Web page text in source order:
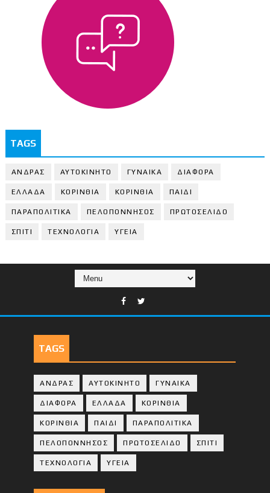
TAGS
ΑΝΔΡΑΣ ΑΥΤΟΚΙΝΗΤΟ ΓΥΝΑΙΚΑ ΔΙΑΦΟΡΑ
ΕΛΛΑΔΑ ΚΟΡΙΝΘΙΑ ΚΟΡΙΝΘΙA ΠΑΙΔΙ
ΠΑΡΑΠΟΛΙΤΙΚΑ ΠΕΛΟΠΟΝΝΗΣΟΣ ΠΡΩΤΟΣΕΛΙΔΟ
ΣΠΙΤΙ ΤΕΧΝΟΛΟΓΙΑ ΥΓΕΙΑ
TAGS
ΑΝΔΡΑΣ ΑΥΤΟΚΙΝΗΤΟ ΓΥΝΑΙΚΑ
ΔΙΑΦΟΡΑ ΕΛΛΑΔΑ ΚΟΡΙΝΘΙΑ
ΚΟΡΙΝΘΙA ΠΑΙΔΙ ΠΑΡΑΠΟΛΙΤΙΚΑ
ΠΕΛΟΠΟΝΝΗΣΟΣ ΠΡΩΤΟΣΕΛΙΔΟ ΣΠΙΤΙ
ΤΕΧΝΟΛΟΓΙΑ ΥΓΕΙΑ